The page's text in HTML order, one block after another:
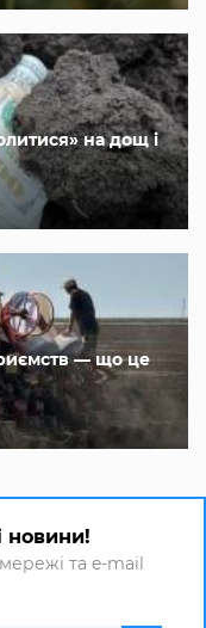
на дощ і
— що це
новини!
та e-mail